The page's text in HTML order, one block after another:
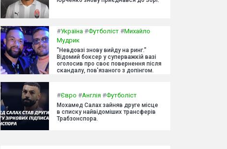
#Україна #Футболіст #Михайло
Мудрик
"Невдовзі знову вийду на ринг."
Відомий боксер у суперважкій вазі
оголосив про своє повернення після
скандалу, пов'язаного з допінгом.
#Євро #Англія #Футболіст
Мохамед Салах зайняв друге місце
в списку найвідоміших трансферів
Трабзонспора.